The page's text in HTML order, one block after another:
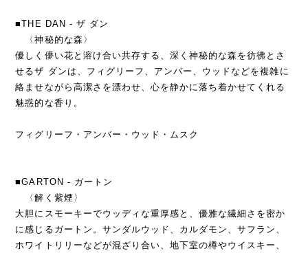
■THE DAN - ザ ダン
〈神秘的な森〉
優しく儚い花と溶け合い共存する、深く神秘的な森を彷彿とさ
せるザ ダンは、フィグリーフ、アンバー、ウッドなどを複雑に
絡ませながら高潔さを漂わせ、心を静かに落ち着かせてくれる
魅惑的な香り。
フィグリーフ・アンバー・ウッド・ムスク
■GARTON - ガートン
〈解く紫煙〉
大胆にスモーキーでウッディな重厚感と、優雅な繊細さを密か
に感じるガートン。サンダルウッド、カルダモン、サフラン、
ホワイトリリーなどが混ざり合い、地下室の樽やウイスキー、